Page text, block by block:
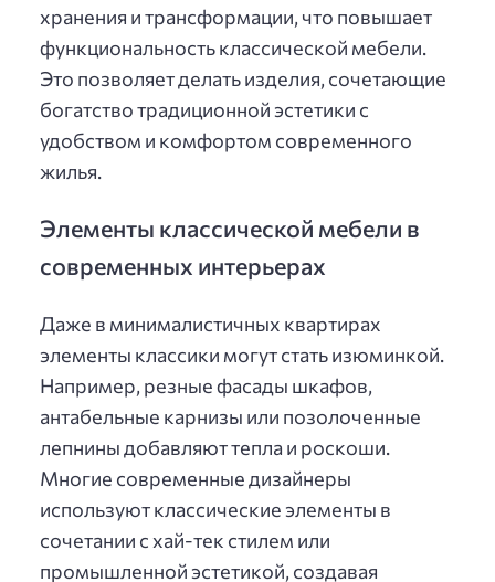
хранения и трансформации, что повышает
функциональность классической мебели.
Это позволяет делать изделия, сочетающие
богатство традиционной эстетики с
удобством и комфортом современного
жилья.
Элементы классической мебели в
современных интерьерах
Даже в минималистичных квартирах
элементы классики могут стать изюминкой.
Например, резные фасады шкафов,
антабельные карнизы или позолоченные
лепнины добавляют тепла и роскоши.
Многие современные дизайнеры
используют классические элементы в
сочетании с хай-тек стилем или
промышленной эстетикой, создавая